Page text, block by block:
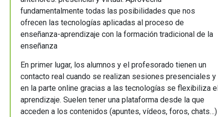
fundamentalmente todas las posibilidades que nos
ofrecen las tecnologías aplicadas al proceso de
enseñanza-aprendizaje con la formación tradicional de la
enseñanza
En primer lugar, los alumnos y el profesorado tienen un
contacto real cuando se realizan sesiones presenciales y
en la parte online gracias a las tecnologías se flexibiliza
aprendizaje. Suelen tener una plataforma desde la que
acceden a los contenidos (apuntes, vídeos, foros, chats…)